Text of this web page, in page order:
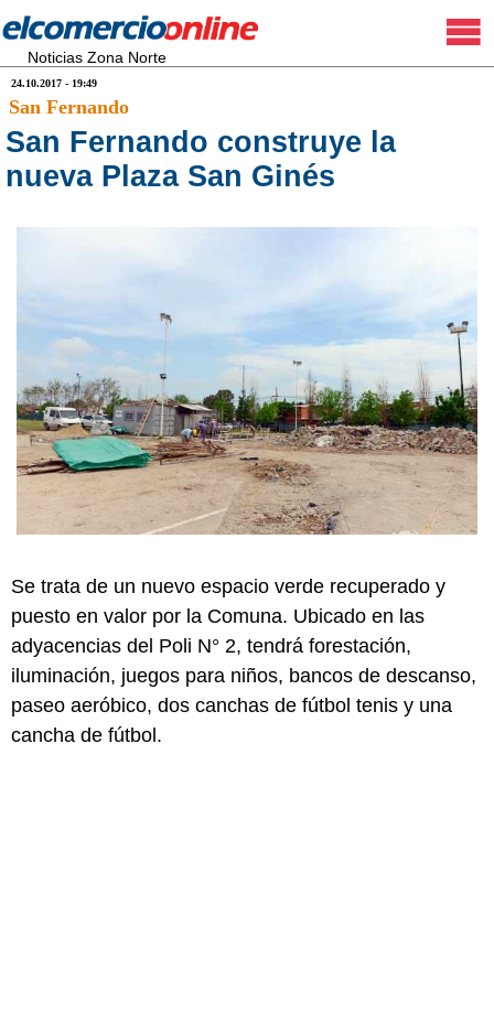
Noticias Zona Norte
24.10.2017 - 19:49
San Fernando
San Fernando construye la
nueva Plaza San Ginés
Se trata de un nuevo espacio verde recuperado y
puesto en valor por la Comuna. Ubicado en las
adyacencias del Poli N° 2, tendrá forestación,
iluminación, juegos para niños, bancos de descanso,
paseo aeróbico, dos canchas de fútbol tenis y una
cancha de fútbol.